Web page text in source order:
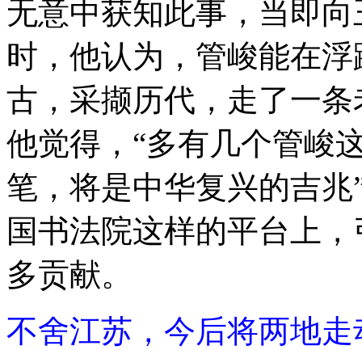
无意中获知此事，当即
时，他认为，管峻能在
古，采撷历代，走了一
他觉得，“多有几个管峻
笔，将是中华复兴的吉
国书法院这样的平台上
多贡献。
不舍江苏，今后将两地走